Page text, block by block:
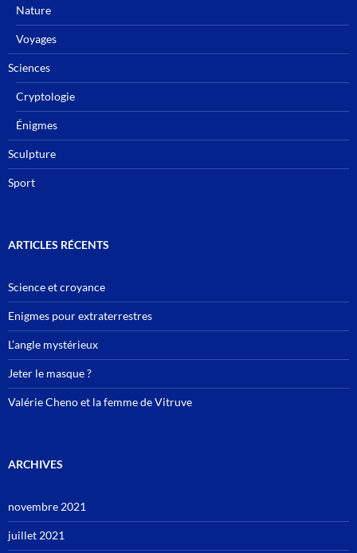
Nature
Voyages
Sciences
Cryptologie
Énigmes
Sculpture
Sport
ARTICLES RÉCENTS
Science et croyance
Enigmes pour extraterrestres
L’angle mystérieux
Jeter le masque ?
Valérie Cheno et la femme de Vitruve
ARCHIVES
novembre 2021
juillet 2021